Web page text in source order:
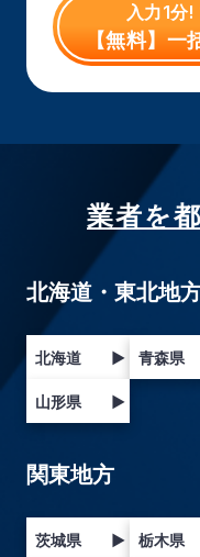
入力1分
【無料】一
業者を
北海道・東北地
北海道 ▶ 青森県
山形県 ▶
関東地方
茨城県 ▶ 栃木県